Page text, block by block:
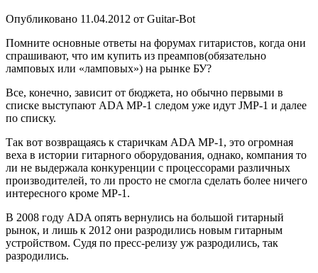
Опубликовано 11.04.2012 от Guitar-Bot
Помните основные ответы на форумах гитаристов, когда они
спрашивают, что им купить из преампов(обязательно
ламповых или «ламповых») на рынке БУ?
Все, конечно, зависит от бюджета, но обычно первыми в
списке выступают ADA MP-1 следом уже идут JMP-1 и далее
по списку.
Так вот возвращаясь к старичкам ADA MP-1, это огромная
веха в истории гитарного оборудования, однако, компания то
ли не выдержала конкуренции с процессорами различных
производителей, то ли просто не смогла сделать более ничего
интересного кроме MP-1.
В 2008 году ADA опять вернулись на большой гитарный
рынок, и лишь к 2012 они разродились новым гитарным
устройством. Судя по пресс-релизу уж разродились, так
разродились.